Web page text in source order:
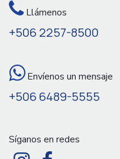
Llámenos
+506 2257-8500
Envíenos un mensaje
+506 6489-5555
Síganos en redes